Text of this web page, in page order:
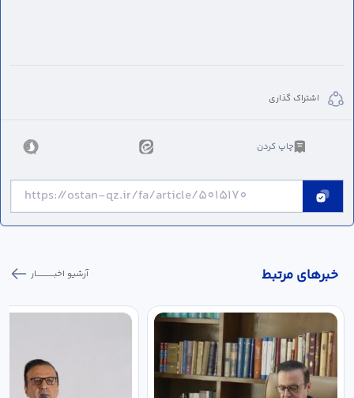
اشتراک گذاری
چاپ کردن
خبر‌های مرتبط آرشیو اخبـــــــــــار